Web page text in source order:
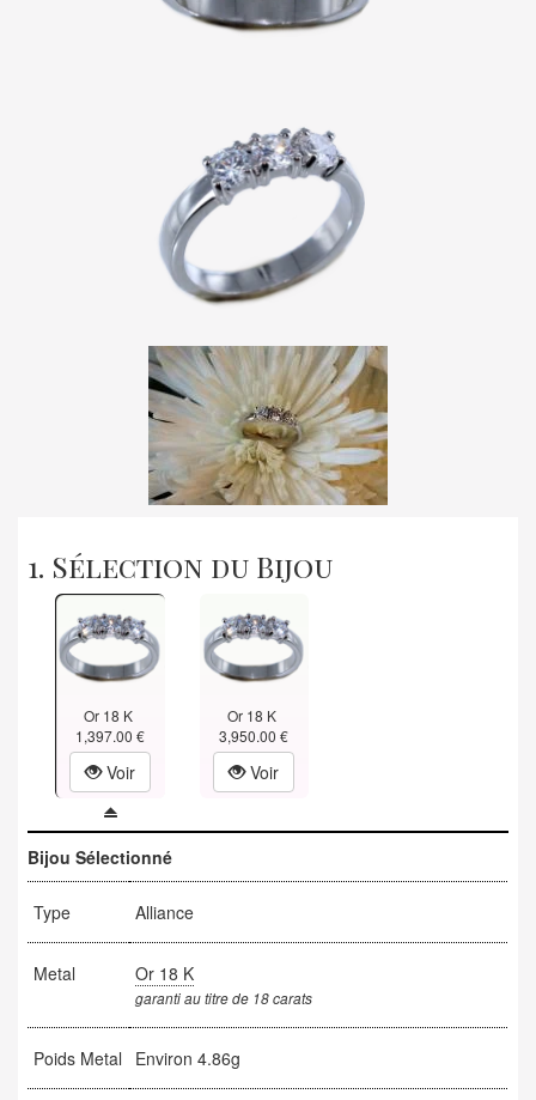
1. Sélection du Bijou
Or 18 K
1,397.00 €
Voir
Or 18 K
3,950.00 €
Voir
Bijou Sélectionné
Type Alliance
Metal Or 18 K
garanti au titre de 18 carats
Poids Metal Environ 4.86g